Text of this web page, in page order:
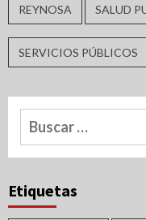
REYNOSA SALUD
SERVICIOS PÚBLICOS
Buscar:
Etiquetas